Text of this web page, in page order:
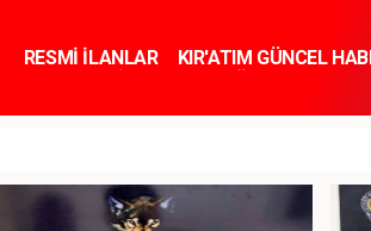
RESMİ İLANLAR KIR'ATIM GÜNCEL